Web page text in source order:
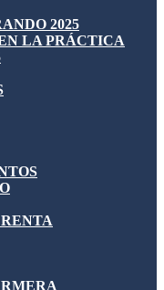
2025
LA PRÁCTICA